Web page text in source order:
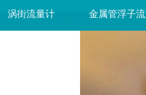
涡街流量计 金属管浮子